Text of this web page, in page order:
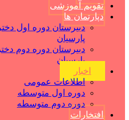
تقویم آموزشی
دپارتمان ها
دبیرستان دوره اول
پارسیان
دبیرستان دوره دوم
پارسیان
اخبار
اطلاعات عمومی
دوره اول متوسطه
دوره دوم متوسطه
افتخارات